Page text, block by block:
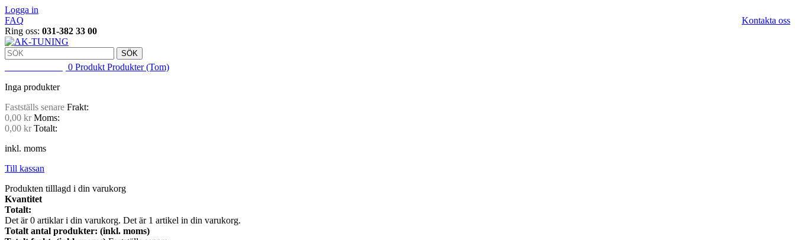
Logga in
Kontakta oss
FAQ
Ring oss: 031-382 33 00
SÖK
0 Produkt Produkter (Tom)
Inga produkter
Fastställs senare Frakt:
0,00 kr Moms:
0,00 kr Totalt:
inkl. moms
Till kassan
Produkten tilllagd i din varukorg
Kvantitet
Totalt:
Det är0 artiklar i din varukorg. Det är 1 artikel in din varukorg.
Totalt antal produkter: (inkl. moms)